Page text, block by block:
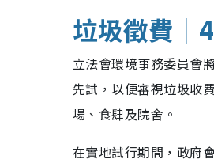
垃圾徵費｜
立法會環境事務委員會
先試，以便審視垃圾收
場、食肆及院舍。
在實地試行期間，政府